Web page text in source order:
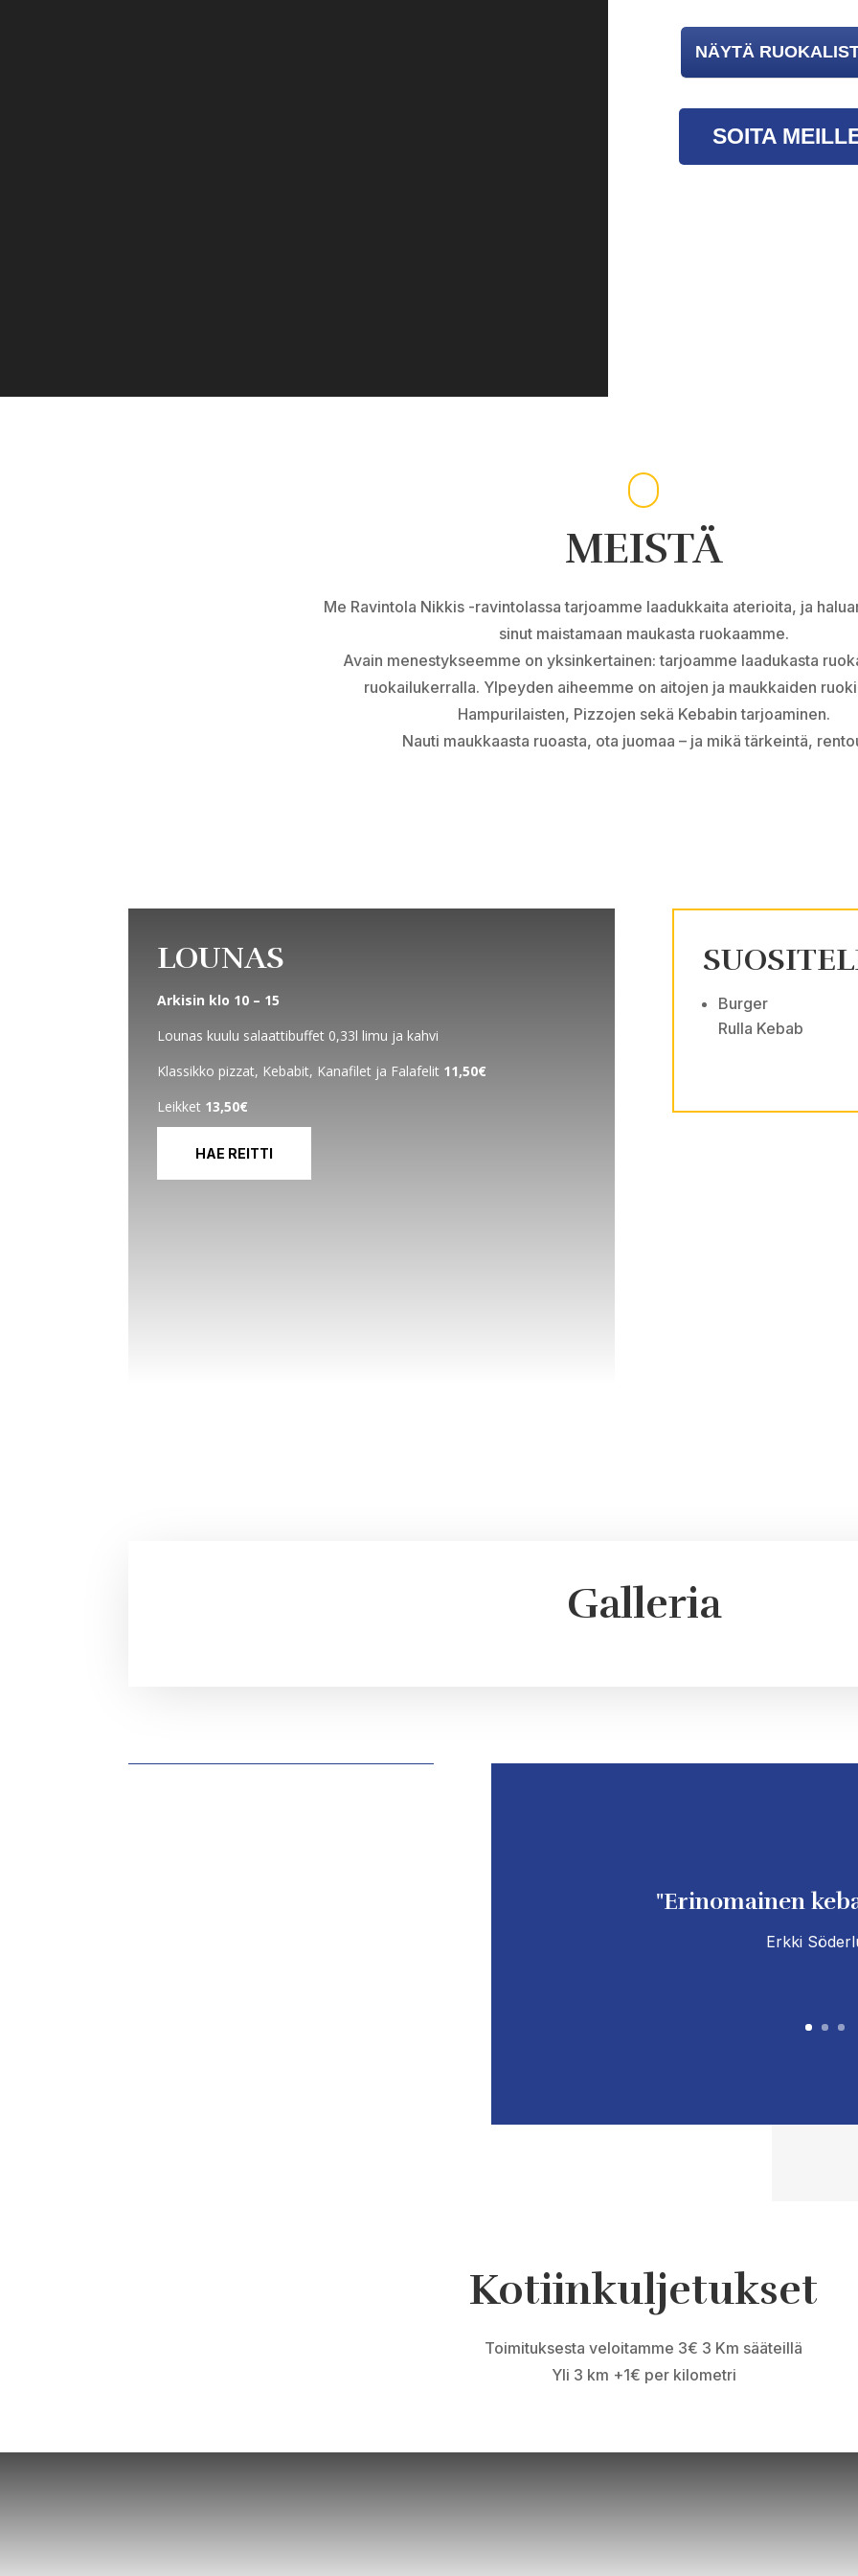
NÄYTÄ
SOITA
MEISTÄ
Me Ravintola Nikkis -ravintolassa tarjoamme laadukkaita aterioita, ja
sinut maistamaan maukasta ruokaamme.
Avain menestykseemme on yksinkertainen: tarjoamme laadukasta
ruokailukerralla. Ylpeyden aiheemme on aitojen ja maukkaiden
Hampurilaisten, Pizzojen sekä Kebabin tarjoaminen.
Nauti maukkaasta ruoasta, ota juomaa – ja mikä tärkeintä,
LOUNAS
Arkisin klo 10 – 15
Lounas kuulu salaattibuffet 0,33l limu ja kahvi
Klassikko pizzat, Kebabit, Kanafilet ja Falafelit 11,50€
Leikket 13,50€
HAE REITTI
Burger
Rulla Kebab
Galleria
"Erinomainen
Erkki
Kotiinkuljetukset
Toimituksesta veloitamme 3€ 3 Km sääteillä
Yli 3 km +1€ per kilometri